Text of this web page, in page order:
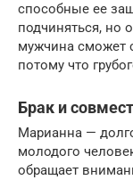
способные ее
подчиняться, но
мужчина сможет
потому что
Брак и
Марианна —
молодого
обращает